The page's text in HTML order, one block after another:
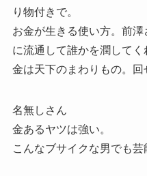
り物付きで。
お金が生きる使い方。前
に流通して誰かを潤してく
金は天下のまわりもの。回
名無しさん
金あるヤツは強い。
こんなブサイクな男でも芸